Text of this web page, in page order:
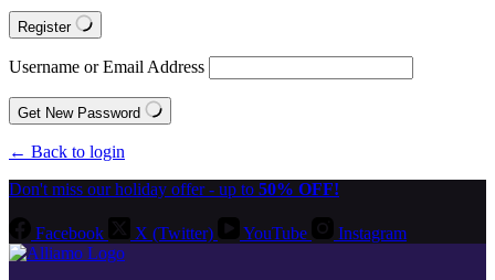
Register
Username or Email Address
Get New Password
← Back to login
Don't miss our holiday offer - up to 50% OFF!
Facebook X (Twitter) YouTube Instagram